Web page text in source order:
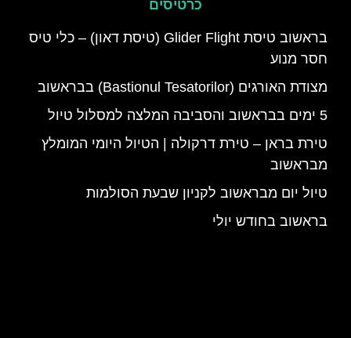
כרטיסים
בראשוב טיסת Glider Flight (טיסת דאון) – כלי טיס
חסר מנוע
מצודת האורגים (Bastionul Tesatorilor) בבראשוב
5 ימים בבראשוב והסביבה המלצה למסלול טיול
טירת בראן – טירת דרקולה | הטיול היומי המומלץ
מבראשוב
טיול יום מבראשוב לקניון שבעת הסולמות
בראשוב בחודש יולי